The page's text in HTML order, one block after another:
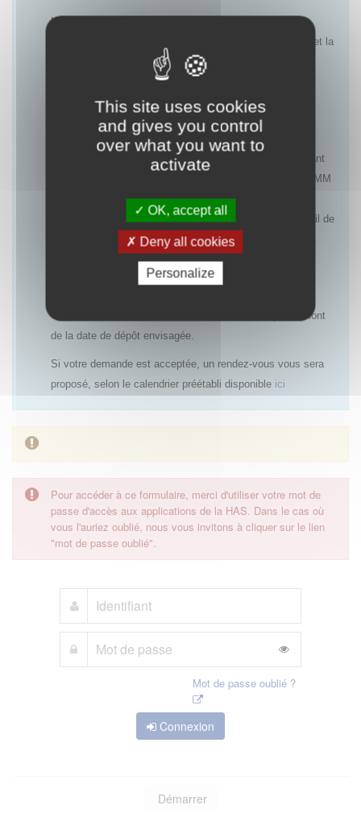
This site uses cookies
and gives you control
over what you want to
activate
OK, accept all
Deny all cookies
Personalize
L’objectif de ces rendez-vous est de permettre aux
laboratoires d’anticiper au mieux l’évaluation de l’ANSM et la
décision de la HAS ainsi que le choix des données à
recueillir dans le cadre du PUT-RD afin de répondre aux
attentes des deux agences.
Les rendez-vous pourront être refusés notamment :
- pour une première demande d’accès précoce concernant
une indication ayant une AMM ou un avis favorable à l’AMM
(centralisée ou nationale), dans la mesure où le rapport
bénéfice/risques est déjà établi et qu’un PUT avec recueil de
données cliniques ne sera pas systématiquement requis,
- si un accès précoce antérieur a été refusé et qu’aucun
nouvel élément n’est disponible,
- si la demande de rendez-vous est réalisée trop en amont
de la date de dépôt envisagée.
Si votre demande est acceptée, un rendez-vous vous sera
proposé, selon le calendrier préétabli disponible ici
Pour accéder à ce formulaire, merci d'utiliser votre mot de
passe d'accès aux applications de la HAS. Dans le cas où
vous l'auriez oublié, nous vous invitons à cliquer sur le lien
"mot de passe oublié".
Mot de passe oublié ?
Connexion
Démarrer